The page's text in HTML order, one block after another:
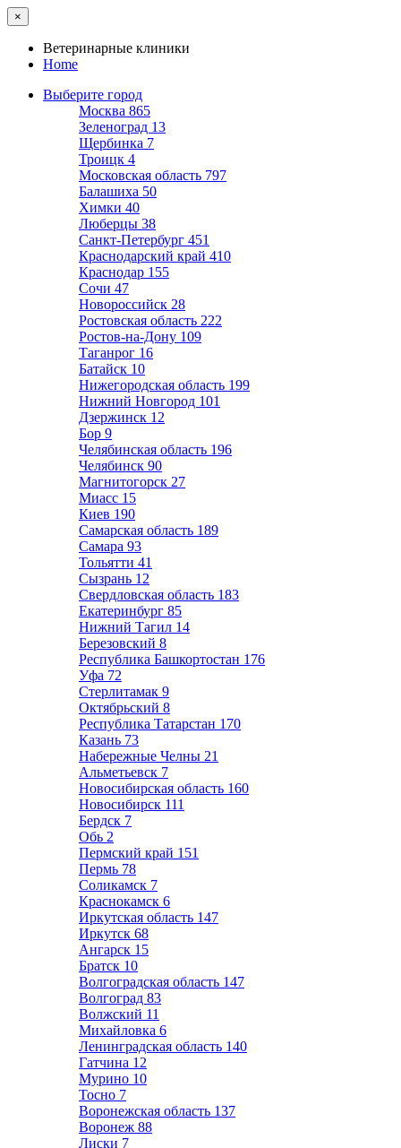
×
Ветеринарные клиники
Home
Выберите город
Москва 865
Зеленоград 13
Щербинка 7
Троицк 4
Московская область 797
Балашиха 50
Химки 40
Люберцы 38
Санкт-Петербург 451
Краснодарский край 410
Краснодар 155
Сочи 47
Новороссийск 28
Ростовская область 222
Ростов-на-Дону 109
Таганрог 16
Батайск 10
Нижегородская область 199
Нижний Новгород 101
Дзержинск 12
Бор 9
Челябинская область 196
Челябинск 90
Магнитогорск 27
Миасс 15
Киев 190
Самарская область 189
Самара 93
Тольятти 41
Сызрань 12
Свердловская область 183
Екатеринбург 85
Нижний Тагил 14
Березовский 8
Республика Башкортостан 176
Уфа 72
Стерлитамак 9
Октябрьский 8
Республика Татарстан 170
Казань 73
Набережные Челны 21
Альметьевск 7
Новосибирская область 160
Новосибирск 111
Бердск 7
Обь 2
Пермский край 151
Пермь 78
Соликамск 7
Краснокамск 6
Иркутская область 147
Иркутск 68
Ангарск 15
Братск 10
Волгоградская область 147
Волгоград 83
Волжский 11
Михайловка 6
Ленинградская область 140
Гатчина 12
Мурино 10
Тосно 7
Воронежская область 137
Воронеж 88
Лиски 7